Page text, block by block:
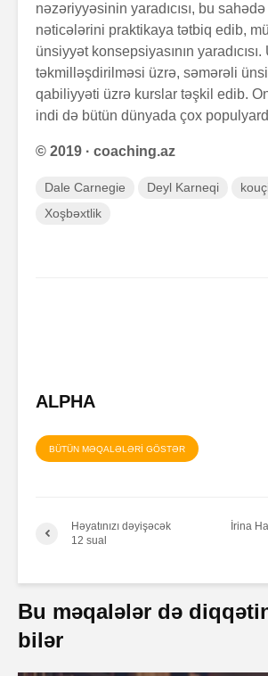
nəzəriyyəsinin yaradıcısı, bu
nəticələrini praktikaya tətbiq edib,
ünsiyyət konsepsiyasının
təkmilləşdirilməsi üzrə, səmərəli
qabiliyyəti üzrə kurslar təşkil edib.
indi də bütün dünyada çox
© 2019 · coaching.az
Dale Carnegie Deyl Karneqi
Xoşbəxtlik
ALPHA
BÜTÜN MƏQALƏLƏRİ GÖSTƏR
Həyatınızı dəyişəcək
12 sual
İrina
Bu məqalələr də
bilər